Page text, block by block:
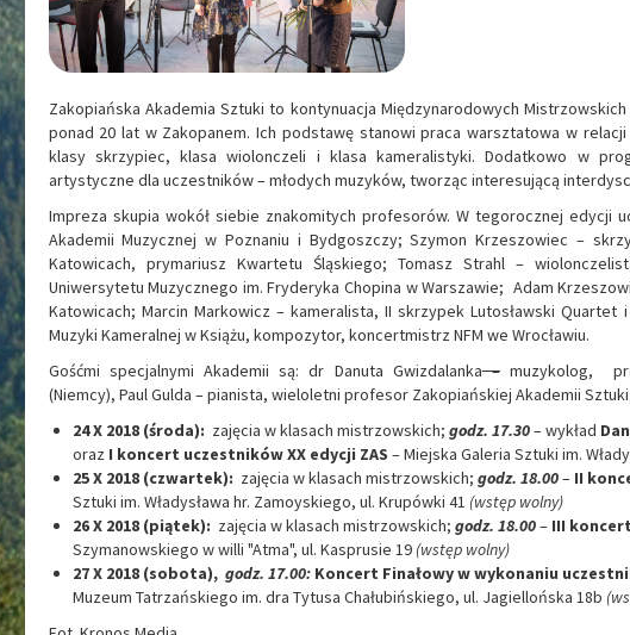
Zakopiańska Akademia Sztuki to kontynuacja Międzynarodowych
ponad 20 lat w Zakopanem. Ich podstawę stanowi praca warsztatowa w
klasy skrzypiec, klasa wiolonczeli i klasa kameralistyki. Dodatkowo w
artystyczne dla uczestników – młodych muzyków, tworząc interesującą
Impreza skupia wokół siebie znakomitych profesorów. W tegorocznej edycji
Akademii Muzycznej w Poznaniu i Bydgoszczy; Szymon Krzeszowiec–
Katowicach, prymariusz Kwartetu Śląskiego; Tomasz Strahl –
Uniwersytetu Muzycznego im. Fryderyka Chopina w Warszawie; Adam
Katowicach; Marcin Markowicz – kameralista, II skrzypek Lutosławski
Muzyki Kameralnej w Książu, kompozytor, koncertmistrz NFM we Wrocławiu.
Gośćmi specjalnymi Akademii są: dr Danuta Gwizdalanka– muzykolog,
(Niemcy), Paul Gulda – pianista, wieloletni profesor Zakopiańskiej Akademii
24 X 2018 (środa): zajęcia w klasach mistrzowskich; godz. 17.30– wykład
oraz I koncert uczestników XX edycji ZAS – Miejska Galeria Sztuki im.
25 X 2018 (czwartek): zajęcia w klasach mistrzowskich; godz. 18.00– II
Sztuki im. Władysława hr. Zamoyskiego, ul. Krupówki 41 (wstęp wolny)
26 X 2018 (piątek): zajęcia w klasach mistrzowskich; godz. 18.00– III
Szymanowskiego w willi "Atma", ul. Kasprusie 19 (wstęp wolny)
27 X 2018 (sobota), godz. 17.00: Koncert Finałowy w wykonaniu
Muzeum Tatrzańskiego im. dra Tytusa Chałubińskiego, ul. Jagiellońska 18b